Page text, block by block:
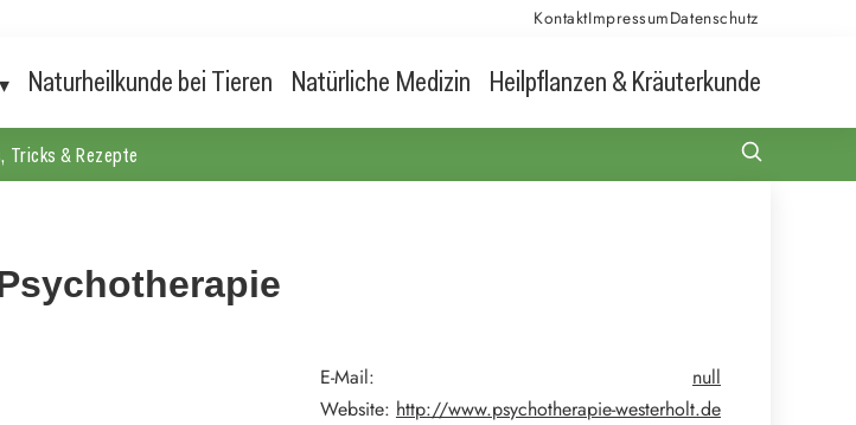
KontaktImpressumDatenschutz
Naturheilkunde bei Tieren Natürliche Medizin Heilpflanzen & Kräuterkunde
Tricks & Rezepte
E-Mail:
null
Website: http://www.psychotherapie-westerholt.de